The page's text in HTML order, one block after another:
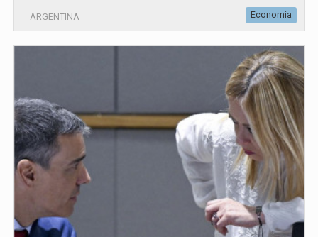
ARGENTINA Economia